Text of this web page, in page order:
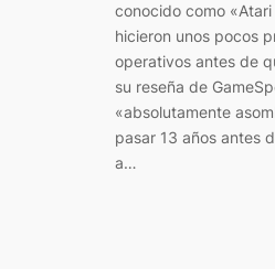
conocido como
hicieron unos pocos
operativos antes de
su reseña de
«absolutamente
pasar 13 años antes
a…